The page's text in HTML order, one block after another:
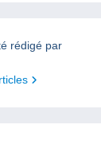
rédigé par